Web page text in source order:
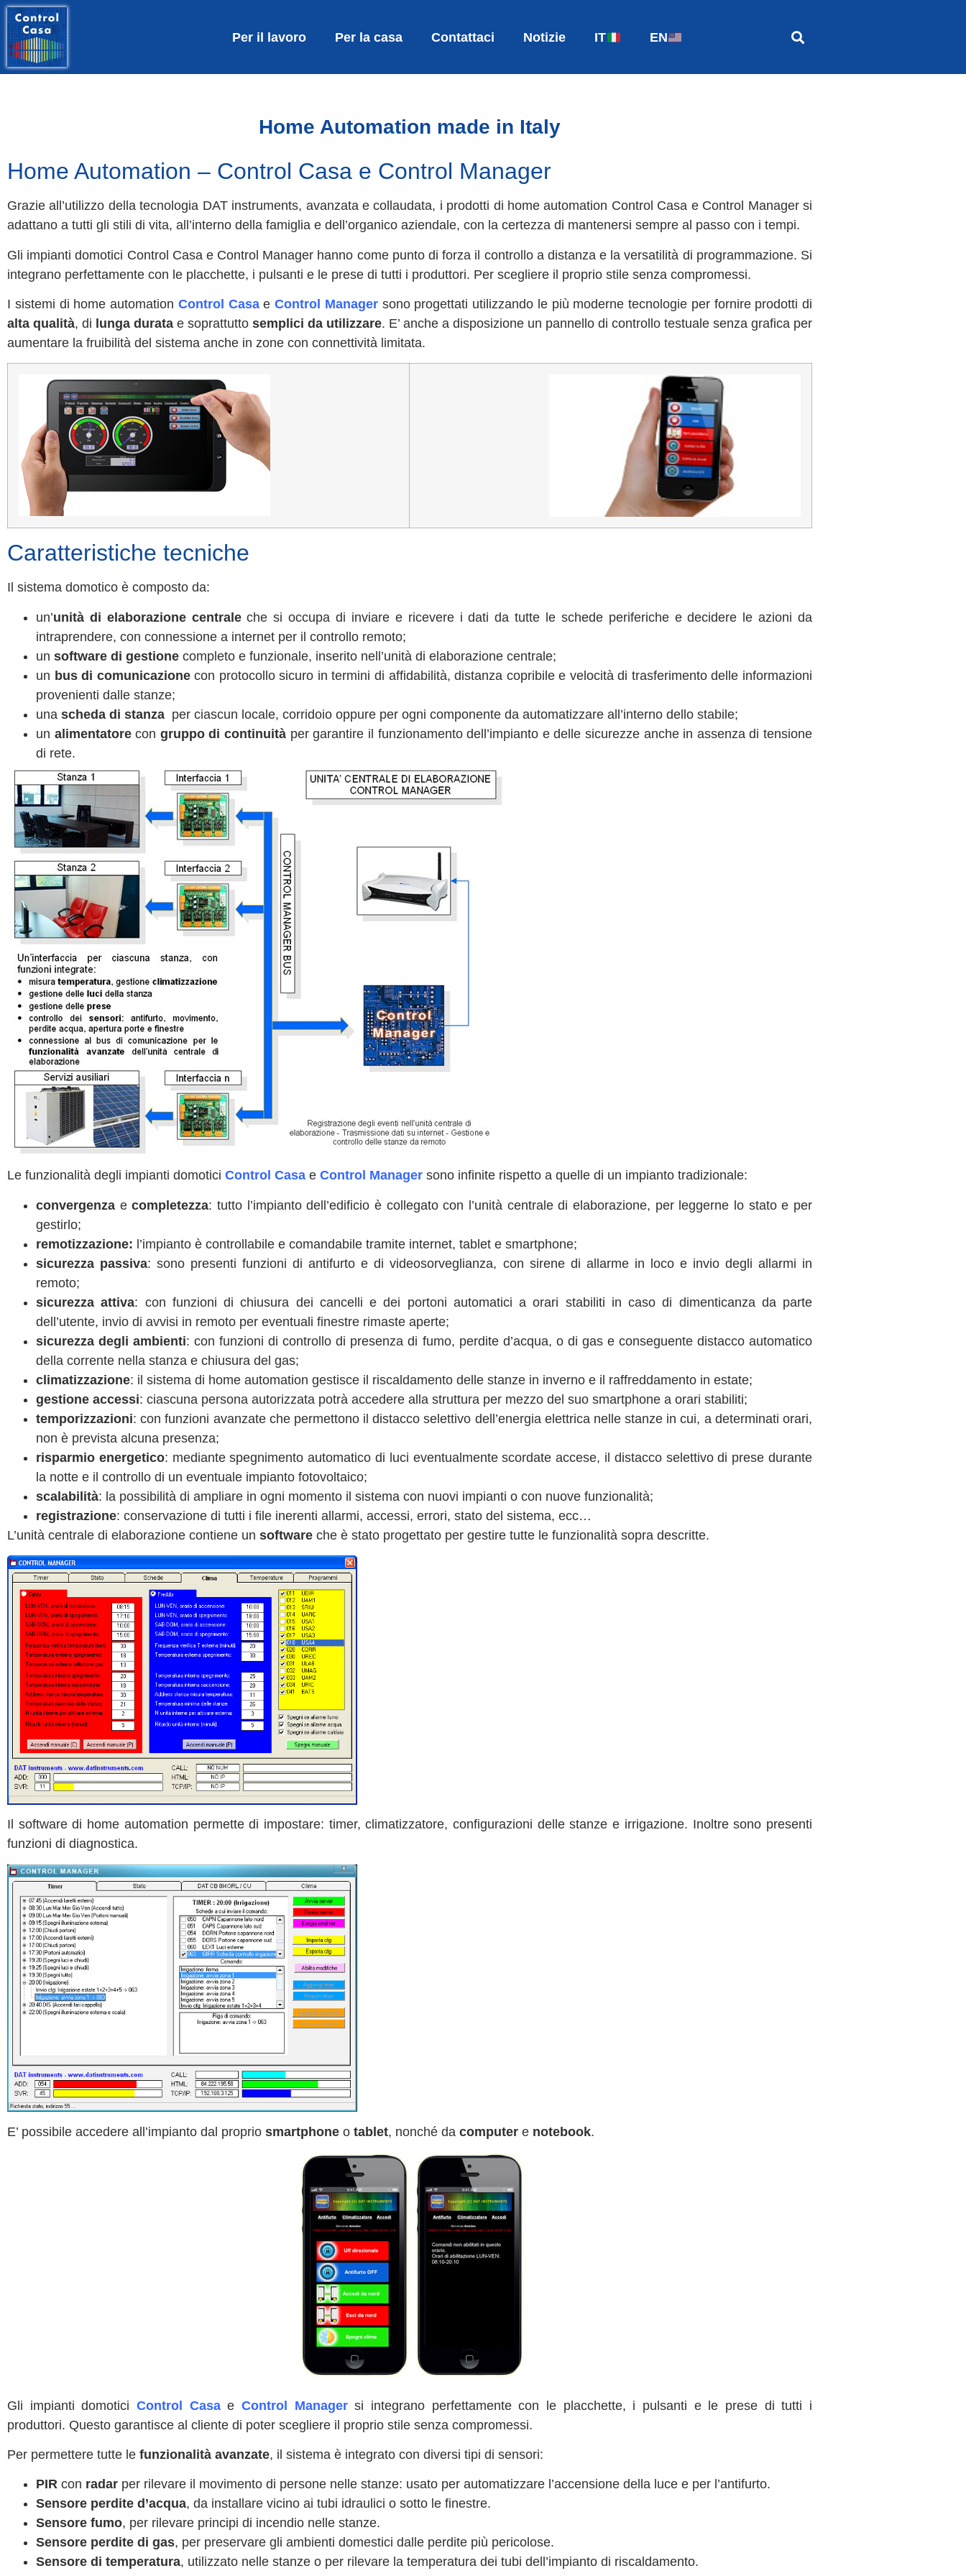
Per il lavoro Per la casa Contattaci Notizie IT EN
Home Automation made in Italy
Home Automation – Control Casa e Control Manager
Grazie all’utilizzo della tecnologia DAT instruments, avanzata e collaudata, i prodotti di home automation Control Casa e Control Manager si
adattano a tutti gli stili di vita, all’interno della famiglia e dell’organico aziendale, con la certezza di mantenersi sempre al passo con i tempi.
Gli impianti domotici Control Casa e Control Manager hanno come punto di forza il controllo a distanza e la versatilità di programmazione. Si
integrano perfettamente con le placchette, i pulsanti e le prese di tutti i produttori. Per scegliere il proprio stile senza compromessi.
I sistemi di home automation Control Casae Control Managersono progettati utilizzando le più moderne tecnologie per fornire prodotti di
alta qualità, di lunga durata e soprattutto semplici da utilizzare. E’ anche a disposizione un pannello di controllo testuale senza grafica per
aumentare la fruibilità del sistema anche in zone con connettività limitata.
Caratteristiche tecniche
Il sistema domotico è composto da:
un’unità di elaborazione centraleche si occupa di inviare e ricevere i dati da tutte le schede periferiche e decidere le azioni da
intraprendere, con connessione a internet per il controllo remoto;
un software di gestione completo e funzionale, inserito nell’unità di elaborazione centrale;
un bus di comunicazionecon protocollo sicuro in termini di affidabilità, distanza copribile e velocità di trasferimento delle informazioni
provenienti dalle stanze;
una scheda di stanza per ciascun locale, corridoio oppure per ogni componente da automatizzare all’interno dello stabile;
un alimentatorecon gruppo di continuità per garantire il funzionamento dell’impianto e delle sicurezze anche in assenza di tensione
di rete.
Le funzionalità degli impianti domotici Control Casa e Control Manager sono infinite rispetto a quelle di un impianto tradizionale:
convergenza ecompletezza: tutto l’impianto dell’edificio è collegato con l’unità centrale di elaborazione, per leggerne lo stato e per
gestirlo;
remotizzazione: l’impianto è controllabile e comandabile tramite internet, tablet e smartphone;
sicurezza passiva: sono presenti funzioni di antifurto e di videosorveglianza, con sirene di allarme in loco e invio degli allarmi in
remoto;
sicurezza attiva: con funzioni di chiusura dei cancelli e dei portoni automatici a orari stabiliti in caso di dimenticanza da parte
dell’utente, invio di avvisi in remoto per eventuali finestre rimaste aperte;
sicurezza degli ambienti: con funzioni di controllo di presenza di fumo, perdite d’acqua, o di gas e conseguente distacco automatico
della corrente nella stanza e chiusura del gas;
climatizzazione: il sistema di home automation gestisce il riscaldamento delle stanze in inverno e il raffreddamento in estate;
gestione accessi: ciascuna persona autorizzata potrà accedere alla struttura per mezzo del suo smartphone a orari stabiliti;
temporizzazioni: con funzioni avanzate che permettono il distacco selettivo dell’energia elettrica nelle stanze in cui, a determinati orari,
non è prevista alcuna presenza;
risparmio energetico: mediante spegnimento automatico di luci eventualmente scordate accese, il distacco selettivo di prese durante
la notte e il controllo di un eventuale impianto fotovoltaico;
scalabilità: la possibilità di ampliare in ogni momento il sistema con nuovi impianti o con nuove funzionalità;
registrazione: conservazione di tutti i file inerenti allarmi, accessi, errori, stato del sistema, ecc…
L’unità centrale di elaborazione contiene un software che è stato progettato per gestire tutte le funzionalità sopra descritte.
Il software di home automation permette di impostare: timer, climatizzatore, configurazioni delle stanze e irrigazione. Inoltre sono presenti
funzioni di diagnostica.
E’ possibile accedere all’impianto dal proprio smartphone o tablet, nonché da computer e notebook.
Gli impianti domotici Control CasaeControl Managersi integrano perfettamente con le placchette, i pulsanti e le prese di tutti i
produttori. Questo garantisce al cliente di poter scegliere il proprio stile senza compromessi.
Per permettere tutte le funzionalità avanzate, il sistema è integrato con diversi tipi di sensori:
PIR con radar per rilevare il movimento di persone nelle stanze: usato per automatizzare l’accensione della luce e per l’antifurto.
Sensore perdite d’acqua, da installare vicino ai tubi idraulici o sotto le finestre.
Sensore fumo, per rilevare principi di incendio nelle stanze.
Sensore perdite di gas, per preservare gli ambienti domestici dalle perdite più pericolose.
Sensore di temperatura, utilizzato nelle stanze o per rilevare la temperatura dei tubi dell’impianto di riscaldamento.